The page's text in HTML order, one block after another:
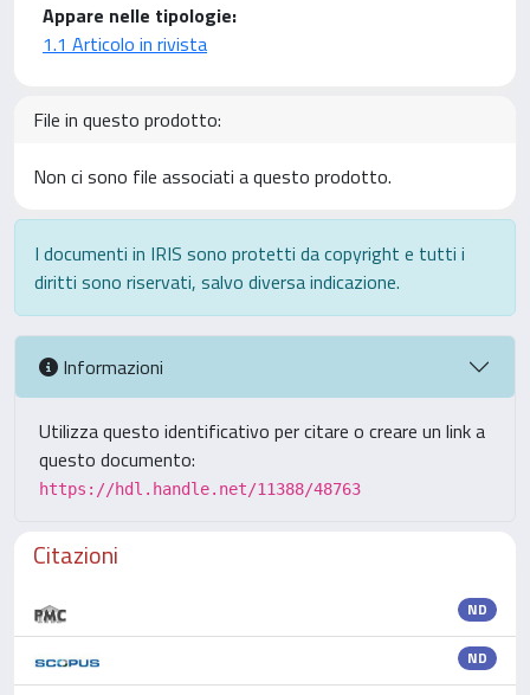
Appare nelle tipologie:
1.1 Articolo in rivista
File in questo prodotto:
Non ci sono file associati a questo prodotto.
I documenti in IRIS sono protetti da copyright e tutti i
diritti sono riservati, salvo diversa indicazione.
Informazioni
Utilizza questo identificativo per citare o creare un link a
questo documento:
https://hdl.handle.net/11388/48763
Citazioni
ND
ND